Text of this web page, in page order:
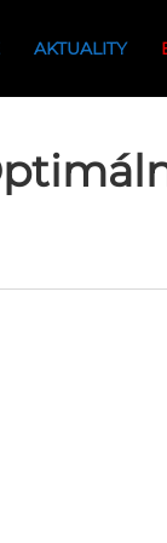
AKTUALITY